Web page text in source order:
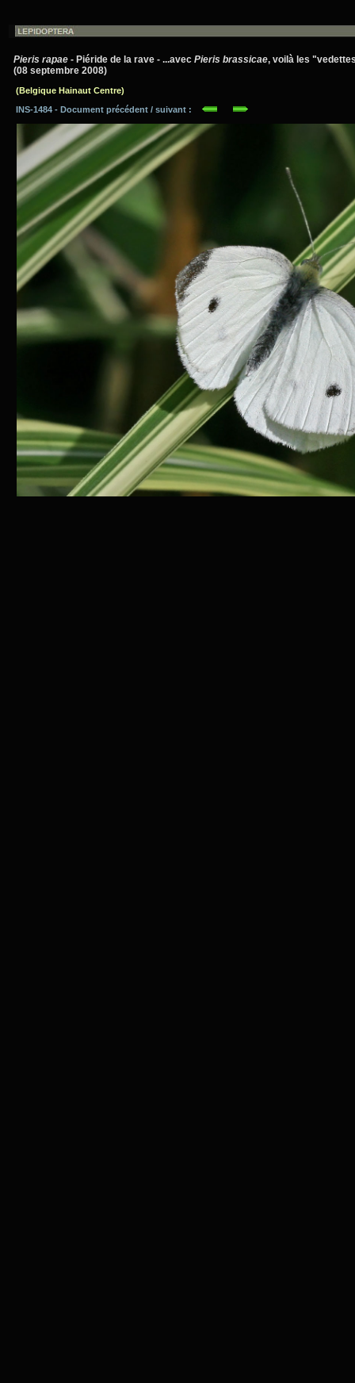
Pieris rapae - Piéride de la rave - ...avec Pieris brassicae, voilà les
(08 septembre 2008)
(Belgique Hainaut Centre)
INS-1484 - Document précédent / suivant :